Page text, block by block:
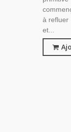
à refluer
et...